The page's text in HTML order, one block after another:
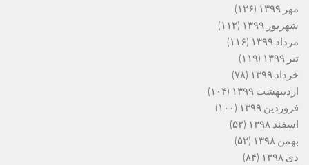
مهر ۱۳۹۹
(۱۲۶)
شهریور ۱۳۹۹
(۱۱۲)
مرداد ۱۳۹۹
(۱۱۶)
تیر ۱۳۹۹
(۱۱۹)
خرداد ۱۳۹۹
(۷۸)
اردیبهشت ۱۳۹۹
(۱۰۴)
فروردین ۱۳۹۹
(۱۰۰)
اسفند ۱۳۹۸
(۵۲)
بهمن ۱۳۹۸
(۵۲)
دی ۱۳۹۸
(۸۴)